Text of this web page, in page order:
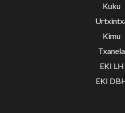
Kuku
Kimu
Txanela
EKI LH
EKI